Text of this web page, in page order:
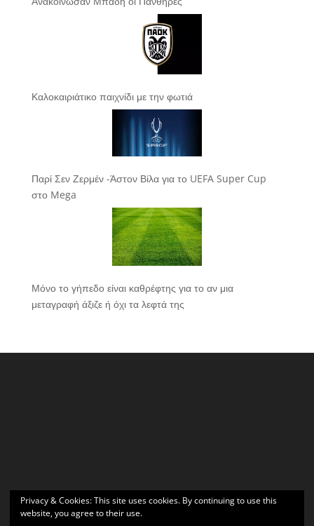
Καλοκαιριάτικο παιχνίδι με την φωτιά
Παρί Σεν Ζερμέν -Άστον Βίλα για το UEFA Super Cup
στο Mega
Μόνο το γήπεδο είναι καθρέφτης για το αν μια
μεταγραφή άξιζε ή όχι τα λεφτά της
Privacy & Cookies: This site uses cookies. By continuing to use this
website, you agree to their use.